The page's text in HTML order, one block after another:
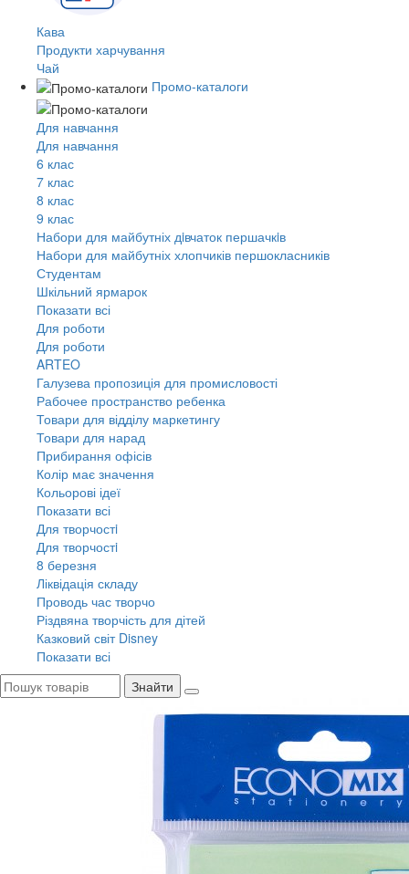
Кава
Продукти харчування
Чай
Промо-каталоги
Для навчання
Для навчання
6 клас
7 клас
8 клас
9 клас
Набори для майбутніх дiвчаток першачкiв
Набори для майбутніх хлопчиків першокласників
Студентам
Шкільний ярмарок
Показати всі
Для роботи
Для роботи
ARTEO
Галузева пропозиція для промисловості
Рабочее пространство ребенка
Товари для відділу маркетингу
Товари для нарад
Прибирання офісів
Колір має значення
Кольорові ідеї
Показати всі
Для творчостi
Для творчостi
8 березня
Ліквідація складу
Проводь час творчо
Різдвяна творчість для дітей
Казковий світ Disney
Показати всі
Знайти